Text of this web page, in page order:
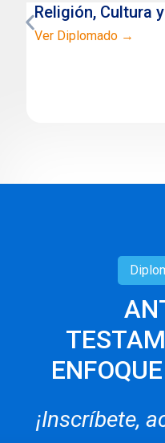
Religión, Cultura
Ver Diplomado →
¡Inscríbete,